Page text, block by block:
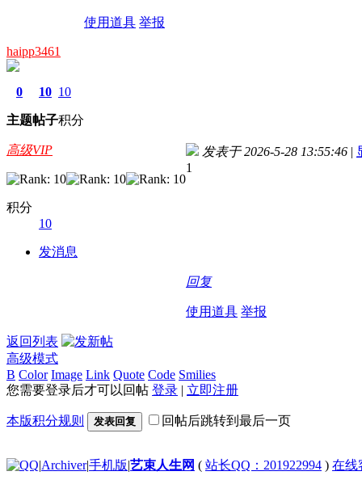
使用道具 举报
haipp3461
0
主题
10
帖子
10
积分
高级VIP
积分
10
发消息
发表于 2026-5-28 13:55:46 |
1
回复
使用道具 举报
返回列表
高级模式
B Color Image Link Quote Code Smilies
您需要登录后才可以回帖 登录 | 立即注册
本版积分规则 发表回复 回帖后跳转到最后一页
|Archiver|手机版|艺束人生网 ( 站长QQ：201922994 ) 在线